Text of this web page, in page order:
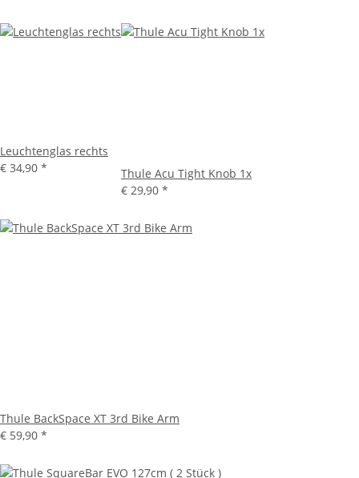
Leuchtenglas rechts
€ 34,90 *
Thule Acu Tight Knob 1x
€ 29,90 *
Thule BackSpace XT 3rd Bike Arm
€ 59,90 *